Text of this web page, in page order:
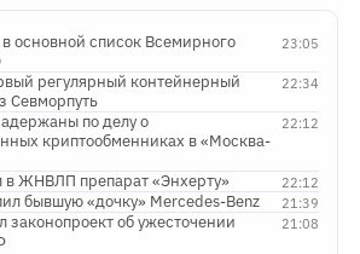
23:05
основной список Всемирного
22:34
регулярный контейнерный
Севморпуть
22:12
по делу о
криптообменниках в «Москва-
22:12
в ЖНВЛП препарат «Энхерту»
21:39
бывшую «дочку» Mercedes-Benz
21:08
об ужесточении